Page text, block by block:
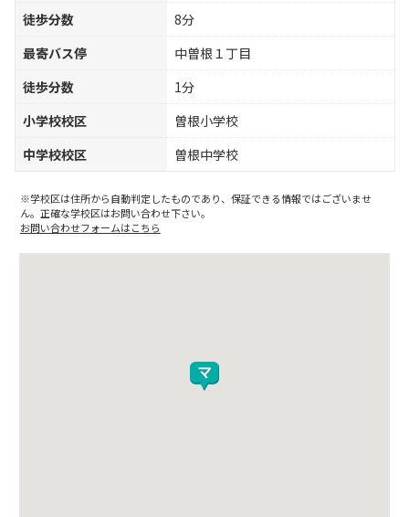
徒歩分数
8分
最寄バス停
中曽根１丁目
徒歩分数
1分
小学校校区
曽根小学校
中学校校区
曽根中学校
※学校区は住所から自動判定したものであり、保証できる情報ではございませ
ん。正確な学校区はお問い合わせ下さい。
お問い合わせフォームはこちら